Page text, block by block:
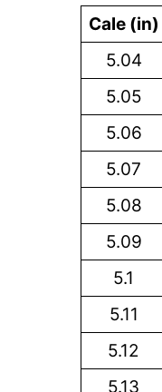
Cale (in)
5.04
5.05
5.06
5.07
5.08
5.09
5.1
5.11
5.12
5.13